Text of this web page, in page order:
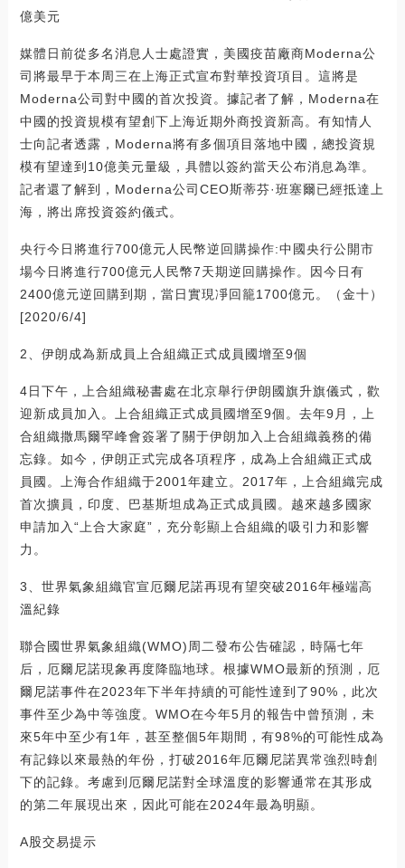
億美元
媒體日前從多名消息人士處證實，美國疫苗廠商Moderna公
司將最早于本周三在上海正式宣布對華投資項目。這將是
Moderna公司對中國的首次投資。據記者了解，Moderna在
中國的投資規模有望創下上海近期外商投資新高。有知情人
士向記者透露，Moderna將有多個項目落地中國，總投資規
模有望達到10億美元量級，具體以簽約當天公布消息為準。
記者還了解到，Moderna公司CEO斯蒂芬·班塞爾已經抵達上
海，將出席投資簽約儀式。
央行今日將進行700億元人民幣逆回購操作:中國央行公開市
場今日將進行700億元人民幣7天期逆回購操作。因今日有
2400億元逆回購到期，當日實現凈回籠1700億元。（金十）
[2020/6/4]
2、伊朗成為新成員上合組織正式成員國增至9個
4日下午，上合組織秘書處在北京舉行伊朗國旗升旗儀式，歡
迎新成員加入。上合組織正式成員國增至9個。去年9月，上
合組織撒馬爾罕峰會簽署了關于伊朗加入上合組織義務的備
忘錄。如今，伊朗正式完成各項程序，成為上合組織正式成
員國。上海合作組織于2001年建立。2017年，上合組織完成
首次擴員，印度、巴基斯坦成為正式成員國。越來越多國家
申請加入“上合大家庭”，充分彰顯上合組織的吸引力和影響
力。
3、世界氣象組織官宣厄爾尼諾再現有望突破2016年極端高
溫紀錄
聯合國世界氣象組織(WMO)周二發布公告確認，時隔七年
后，厄爾尼諾現象再度降臨地球。根據WMO最新的預測，厄
爾尼諾事件在2023年下半年持續的可能性達到了90%，此次
事件至少為中等強度。WMO在今年5月的報告中曾預測，未
來5年中至少有1年，甚至整個5年期間，有98%的可能性成為
有記錄以來最熱的年份，打破2016年厄爾尼諾異常強烈時創
下的記錄。考慮到厄爾尼諾對全球溫度的影響通常在其形成
的第二年展現出來，因此可能在2024年最為明顯。
A股交易提示